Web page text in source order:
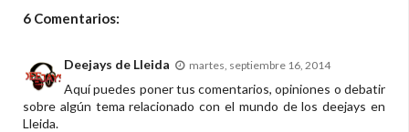
6 Comentarios:
Deejays de Lleida martes, septiembre 16, 2014
Aquí puedes poner tus comentarios, opiniones o debatir
sobre algún tema relacionado con el mundo de los deejays en
Lleida.